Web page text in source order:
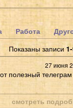
Работа
Показаны записи
27 июня
полезный телеграм
смотреть